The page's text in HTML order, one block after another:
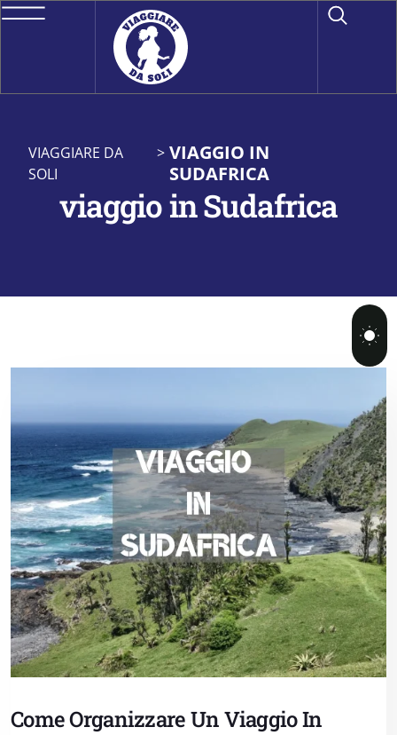
VIAGGIARE DA
SOLI
> VIAGGIO IN
SUDAFRICA
viaggio in Sudafrica
Come Organizzare Un Viaggio In